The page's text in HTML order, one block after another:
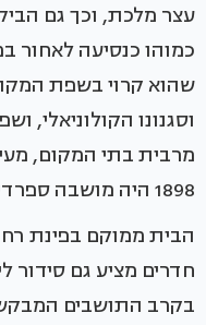
עצר מלכת, וכך גם
כמוהו כנסיעה לאחור
וסגנונו הקולוניאלי,
מרבית בתי המקום,
1898 היה מושבה ספרדית.
הבית ממוקם בפינת
חדרים מציע גם סידור
בקרב התושבים